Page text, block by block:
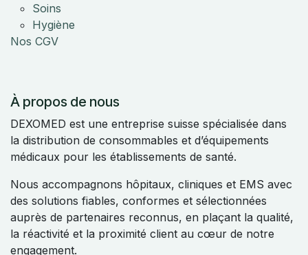
Soins
Hygiène
Nos CGV
À propos de nous
DEXOMED est une entreprise suisse spécialisée dans
la distribution de consommables et d’équipements
médicaux pour les établissements de santé.
Nous accompagnons hôpitaux, cliniques et EMS avec
des solutions fiables, conformes et sélectionnées
auprès de partenaires reconnus, en plaçant la qualité,
la réactivité et la proximité client au cœur de notre
engagement.